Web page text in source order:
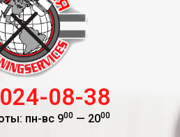
08-38
пн-вс 900— 2000